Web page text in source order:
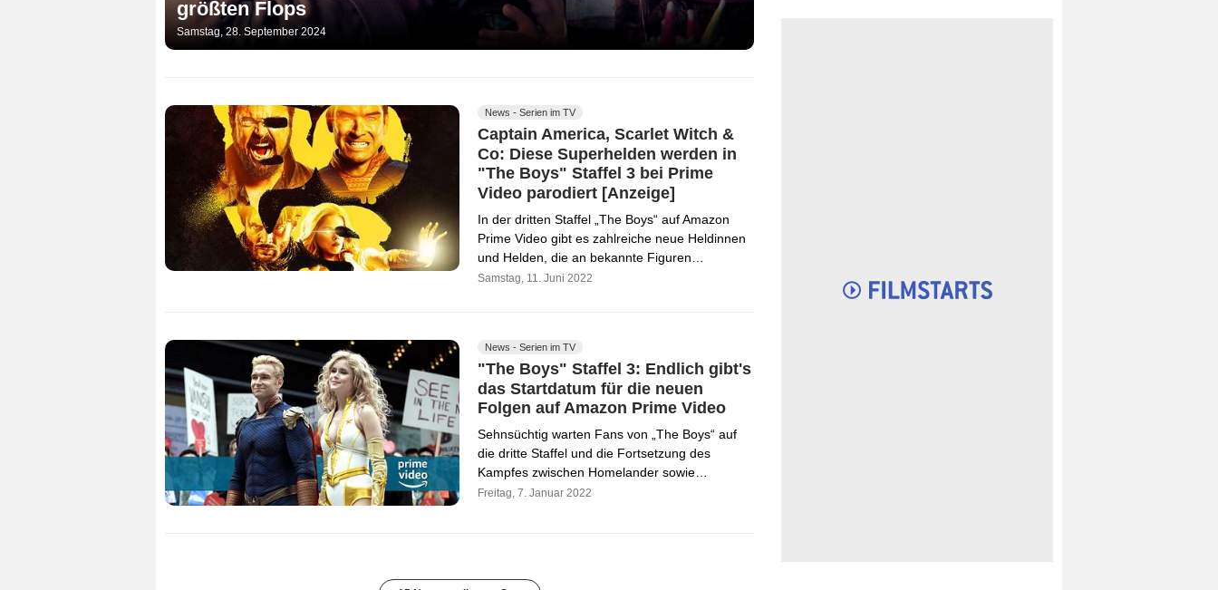
größten Flops
Samstag, 28. September 2024
News - Serien im TV
Captain America, Scarlet Witch &
Co: Diese Superhelden werden in
"The Boys" Staffel 3 bei Prime
Video parodiert [Anzeige]
In der dritten Staffel „The Boys“ auf Amazon
Prime Video gibt es zahlreiche neue Heldinnen
und Helden, die an bekannte Figuren…
Samstag, 11. Juni 2022
News - Serien im TV
"The Boys" Staffel 3: Endlich gibt's
das Startdatum für die neuen
Folgen auf Amazon Prime Video
Sehnsüchtig warten Fans von „The Boys“ auf
die dritte Staffel und die Fortsetzung des
Kampfes zwischen Homelander sowie…
Freitag, 7. Januar 2022